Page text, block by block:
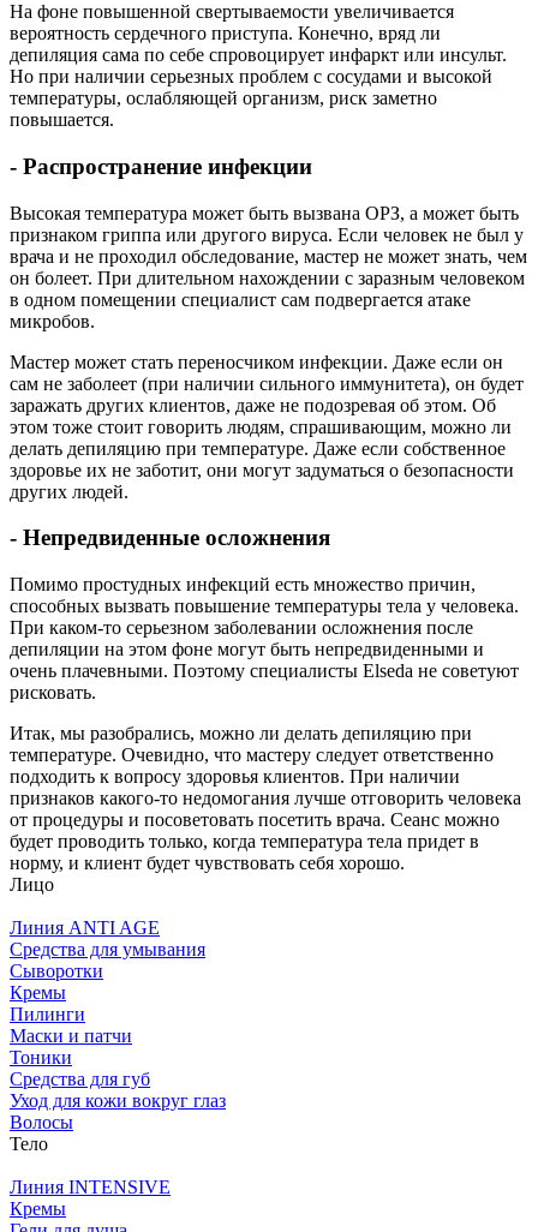
На фоне повышенной свертываемости увеличивается
вероятность сердечного приступа. Конечно, вряд ли
депиляция сама по себе спровоцирует инфаркт или инсульт.
Но при наличии серьезных проблем с сосудами и высокой
температуры, ослабляющей организм, риск заметно
повышается.
- Распространение инфекции
Высокая температура может быть вызвана ОРЗ, а может быть
признаком гриппа или другого вируса. Если человек не был у
врача и не проходил обследование, мастер не может знать, чем
он болеет. При длительном нахождении с заразным человеком
в одном помещении специалист сам подвергается атаке
микробов.
Мастер может стать переносчиком инфекции. Даже если он
сам не заболеет (при наличии сильного иммунитета), он будет
заражать других клиентов, даже не подозревая об этом. Об
этом тоже стоит говорить людям, спрашивающим, можно ли
делать депиляцию при температуре. Даже если собственное
здоровье их не заботит, они могут задуматься о безопасности
других людей.
- Непредвиденные осложнения
Помимо простудных инфекций есть множество причин,
способных вызвать повышение температуры тела у человека.
При каком-то серьезном заболевании осложнения после
депиляции на этом фоне могут быть непредвиденными и
очень плачевными. Поэтому специалисты Elseda не советуют
рисковать.
Итак, мы разобрались, можно ли делать депиляцию при
температуре. Очевидно, что мастеру следует ответственно
подходить к вопросу здоровья клиентов. При наличии
признаков какого-то недомогания лучше отговорить человека
от процедуры и посоветовать посетить врача. Сеанс можно
будет проводить только, когда температура тела придет в
норму, и клиент будет чувствовать себя хорошо.
Лицо
Линия ANTI AGE
Средства для умывания
Сыворотки
Кремы
Пилинги
Маски и патчи
Тоники
Средства для губ
Уход для кожи вокруг глаз
Волосы
Тело
Линия INTENSIVE
Кремы